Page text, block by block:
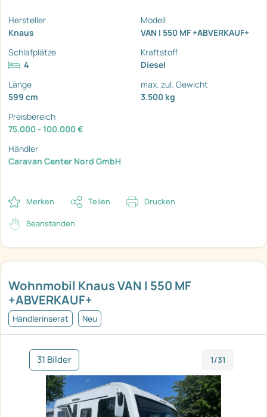
Wohnmobil Knaus VAN I 550 MF
+ABVERKAUF+
Händlerinserat Neu
31 Bilder 1/31
Hersteller
Knaus
Modell
VAN I 550 MF +ABVERKAUF+
Schlafplätze
4
Kraftstoff
Diesel
Länge
599 cm
max. zul. Gewicht
3.500 kg
Preisbereich
75.000 - 100.000 €
Händler
Caravan Center Nord GmbH
Merken Teilen Drucken
Beanstanden